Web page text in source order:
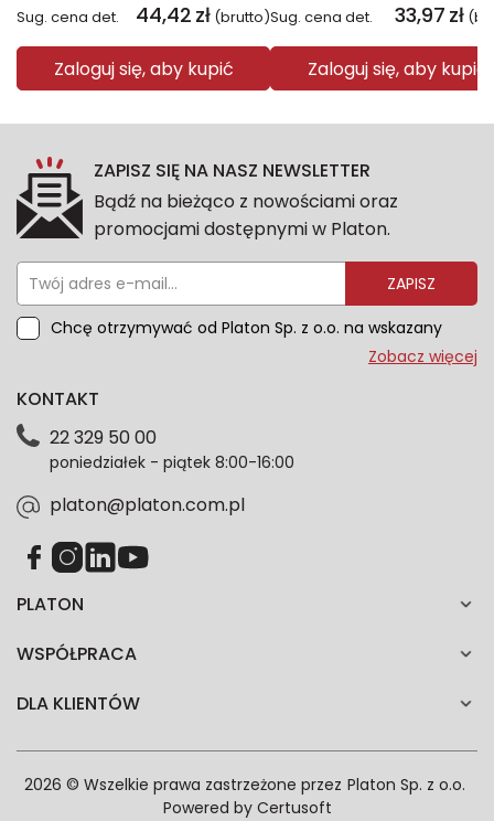
Sug. cena det. 44,42 zł (brutto)
Zaloguj się, aby kupić
Sug. cena det. 33,97 zł
Zaloguj się, aby kupić
ZAPISZ SIĘ NA NASZ NEWSLETTER
Bądź na bieżąco z nowościami oraz
promocjami dostępnymi w Platon.
ZAPISZ
Chcę otrzymywać od Platon Sp. z o.o. na wskazany
przeze mnie adres e-mail informacje marketingowe
dotyczące danych osobowych znajdziesz w naszej
każdym czasie. Wycofanie zgody nie wpłynie na
zgodność z prawem przetwarzania dokonanego przed
Zobacz więcej
PLATON
WSPÓŁPRACA
DLA KLIENTÓW
KONTAKT
22 329 50 00
poniedziałek - piątek 8:00-16:00
platon@platon.com.pl
2026 © Wszelkie prawa zastrzeżone przez Platon Sp. z o.o.
Powered by Certusoft